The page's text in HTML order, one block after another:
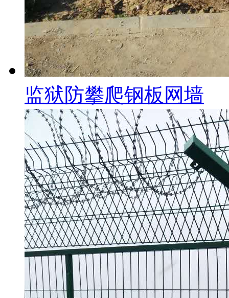
监狱防攀爬钢板网墙